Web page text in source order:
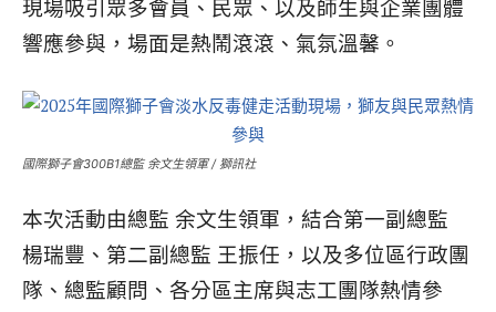
現場吸引眾多會員、民眾、以及師生與企業團體
響應參與，場面是熱鬧滾滾、氣氛溫馨。
國際獅子會300B1總監 余文生領軍 / 獅訊社
本次活動由總監 余文生領軍，結合第一副總監
楊瑞豐、第二副總監 王振任，以及多位區行政團
隊、總監顧問、各分區主席與志工團隊熱情參